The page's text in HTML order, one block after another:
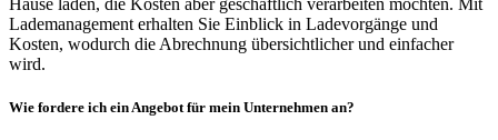
Hause laden, die Kosten aber geschäftlich verarbeiten möchten. Mit
Lademanagement erhalten Sie Einblick in Ladevorgänge und
Kosten, wodurch die Abrechnung übersichtlicher und einfacher
wird.
Wie fordere ich ein Angebot für mein Unternehmen an?